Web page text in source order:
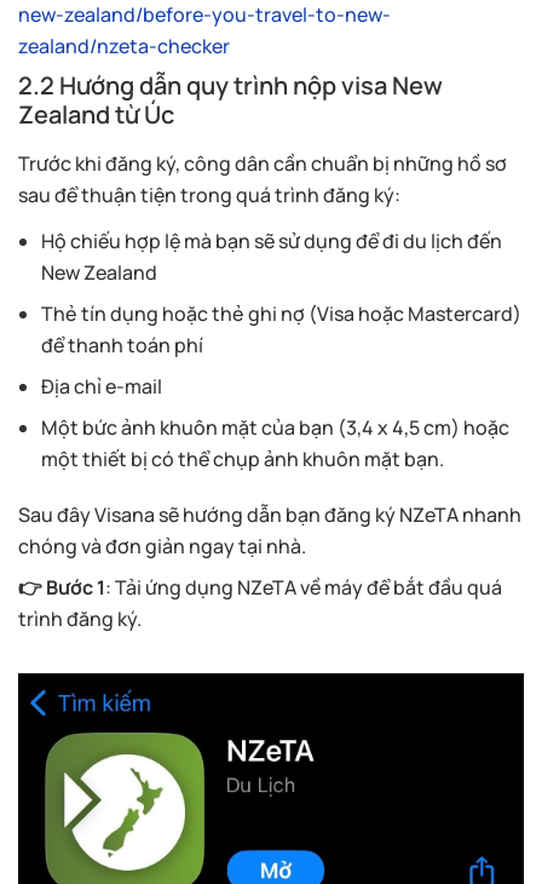
new-zealand/before-you-travel-to-new-
zealand/nzeta-checker
2.2 Hướng dẫn quy trình nộp visa New
Zealand từ Úc
Trước khi đăng ký, công dân cần chuẩn bị những hồ sơ
sau để thuận tiện trong quá trình đăng ký:
Hộ chiếu hợp lệ mà bạn sẽ sử dụng để đi du lịch đến
New Zealand
Thẻ tín dụng hoặc thẻ ghi nợ (Visa hoặc Mastercard)
để thanh toán phí
Địa chỉ e-mail
Một bức ảnh khuôn mặt của bạn (3,4 x 4,5 cm) hoặc
một thiết bị có thể chụp ảnh khuôn mặt bạn.
Sau đây Visana sẽ hướng dẫn bạn đăng ký NZeTA nhanh
chóng và đơn giản ngay tại nhà.
👉 Bước 1: Tải ứng dụng NZeTA về máy để bắt đầu quá
trình đăng ký.